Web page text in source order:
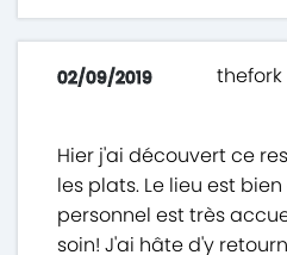
02/09/2019 thefork
Hier j'ai découvert ce
les plats. Le lieu est
personnel est très
soin! J'ai hâte d'y